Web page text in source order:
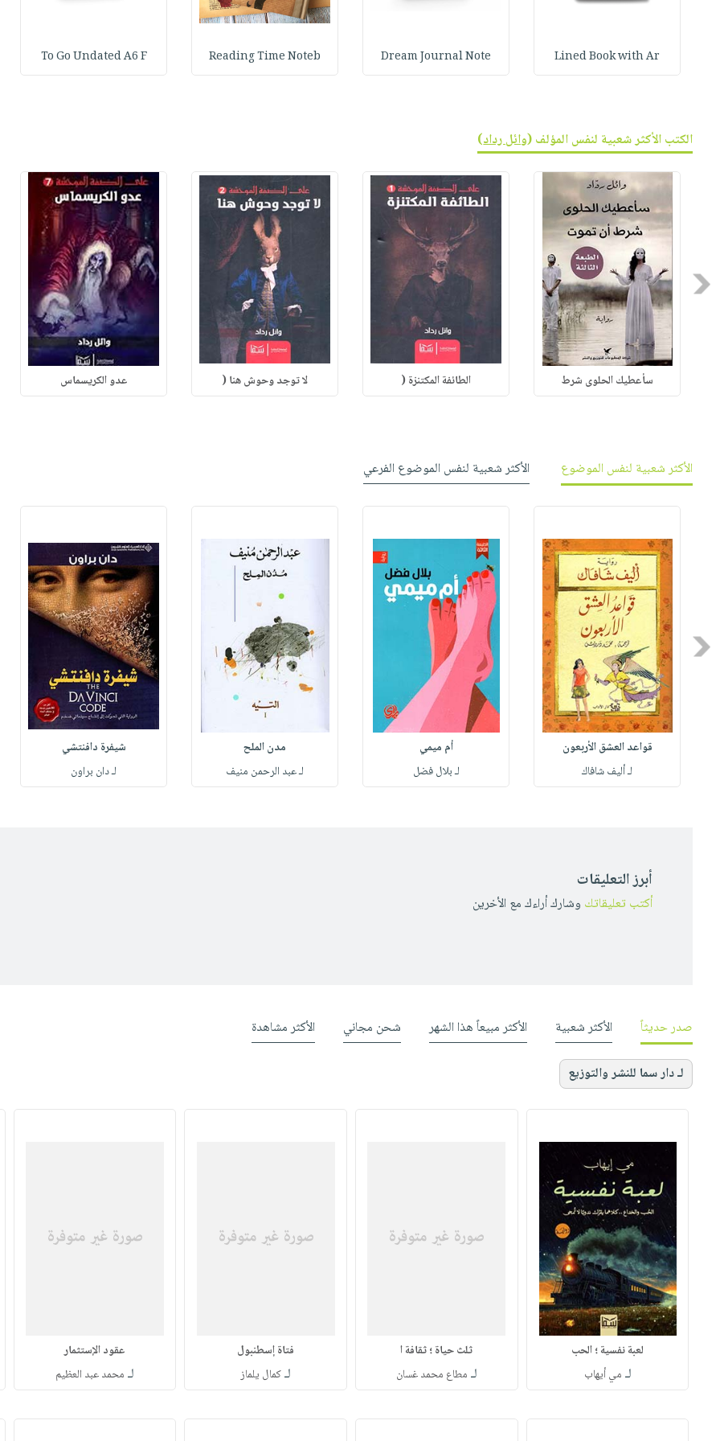
Lined Book with Ar
Dream Journal Note
Reading Time Noteb
To Go Undated A6 F
الكتب الأكثر شعبية لنفس المؤلف (وائل رداد)
Previous
سأعطيك الحلوى شرط الطائفة المكتنزة ( لا توجد وحوش هنا ( عدو الكريسماس
الأكثر شعبية لنفس الموضوع الأكثر شعبية لنفس الموضوع الفرعي
Previous
قواعد العشق الأربعون
لـ أليف شافاك
أم ميمي
لـ بلال فضل
مدن الملح
لـ عبد الرحمن منيف
شيفرة دافنتشي
لـ دان براون
أبرز التعليقات
أكتب تعليقاتك وشارك أراءك مع الأخرين
صدر حديثاً الأكثر شعبية الأكثر مبيعاً هذا الشهر شحن مجاني الأكثر مشاهدة
لـ دار سما للنشر والتوزيع
لعبة نفسية ؛ الحب
لـ مي أيهاب
ثلث حياة ؛ ثقافة ا
لـ مطاع محمد غسان
فتاة إسطنبول
لـكمال يلماز
عقود الإستثمار
لـ محمد عبد العظيم